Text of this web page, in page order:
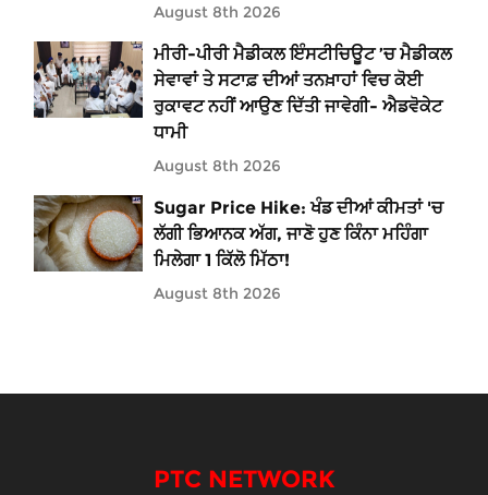
August 8th 2026
ਮੀਰੀ-ਪੀਰੀ ਮੈਡੀਕਲ ਇੰਸਟੀਚਿਊਟ ’ਚ ਮੈਡੀਕਲ
ਸੇਵਾਵਾਂ ਤੇ ਸਟਾਫ਼ ਦੀਆਂ ਤਨਖ਼ਾਹਾਂ ਵਿਚ ਕੋਈ
ਰੁਕਾਵਟ ਨਹੀਂ ਆਉਣ ਦਿੱਤੀ ਜਾਵੇਗੀ- ਐਡਵੋਕੇਟ
ਧਾਮੀ
August 8th 2026
Sugar Price Hike: ਖੰਡ ਦੀਆਂ ਕੀਮਤਾਂ 'ਚ
ਲੱਗੀ ਭਿਆਨਕ ਅੱਗ, ਜਾਣੋ ਹੁਣ ਕਿੰਨਾ ਮਹਿੰਗਾ
ਮਿਲੇਗਾ 1 ਕਿੱਲੋ ਮਿੱਠਾ!
August 8th 2026
PTC NETWORK